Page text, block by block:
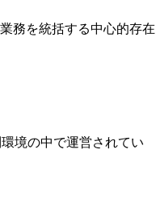
務を統括する中心的存在
境の中で運営されてい